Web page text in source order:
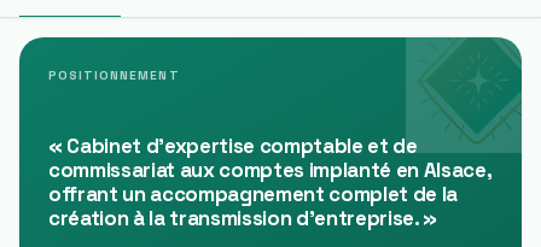
POSITIONNEMENT
« Cabinet d'expertise comptable et de
commissariat aux comptes implanté en Alsace,
offrant un accompagnement complet de la
création à la transmission d'entreprise.»